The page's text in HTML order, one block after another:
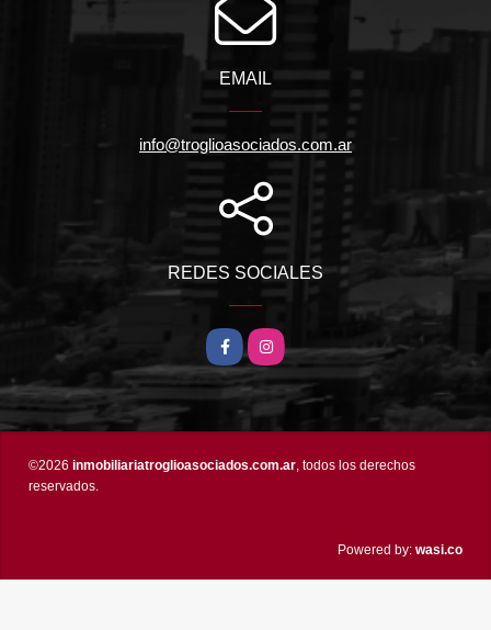
EMAIL
info@troglioasociados.com.ar
REDES SOCIALES
Facebook
Instagram
©2026 inmobiliariatroglioasociados.com.ar, todos los derechos
reservados.
Powered by: wasi.co